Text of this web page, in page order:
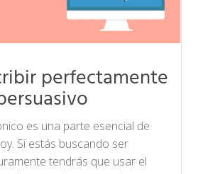
perfectamente
es una parte esencial de
Si estás buscando ser
tendrás que usar el